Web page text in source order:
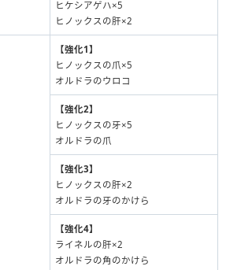
ヒケシアゲハ×5
ヒノックスの肝×2
【強化1】
ヒノックスの爪×5
オルドラのウロコ
【強化2】
ヒノックスの牙×5
オルドラの爪
【強化3】
ヒノックスの肝×2
オルドラの牙のかけら
【強化4】
ライネルの肝×2
オルドラの角のかけら